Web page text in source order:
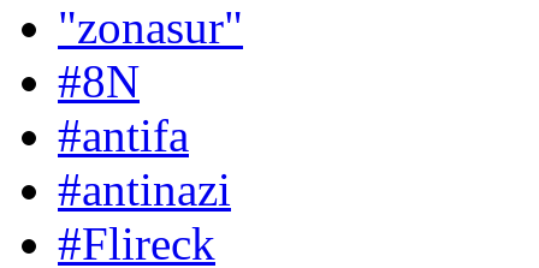
"zonasur"
#8N
#antifa
#antinazi
#Flireck